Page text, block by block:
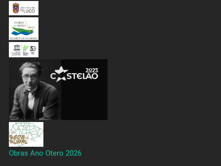
Obras Ano Otero 2026